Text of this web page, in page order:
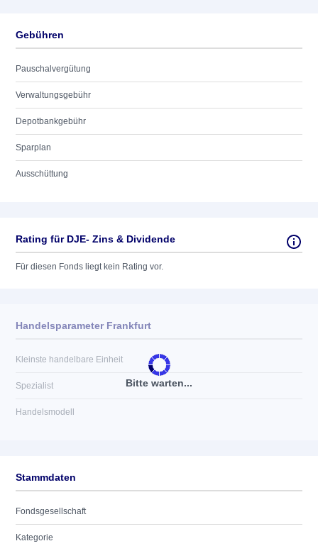
Gebühren
Pauschalvergütung
Verwaltungsgebühr
Depotbankgebühr
Sparplan
Ausschüttung
Rating für DJE- Zins & Dividende
Für diesen Fonds liegt kein Rating vor.
Bitte warten...
Handelsparameter Frankfurt
Kleinste handelbare Einheit
Spezialist
Handelsmodell
Stammdaten
Fondsgesellschaft
Kategorie